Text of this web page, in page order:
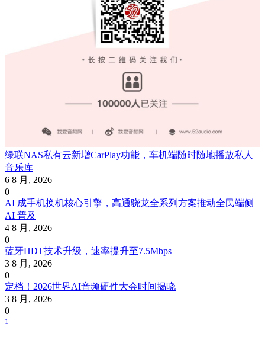
绿联NAS私有云新增CarPlay功能，车机端随时随地播放私人
音乐库
6 8 月, 2026
0
AI 成手机换机核心引擎，高通骁龙全系列方案推动全民端侧
AI 普及
4 8 月, 2026
0
蓝牙HDT技术升级，速率提升至7.5Mbps
3 8 月, 2026
0
定档！2026世界AI音频硬件大会时间揭晓
3 8 月, 2026
0
1